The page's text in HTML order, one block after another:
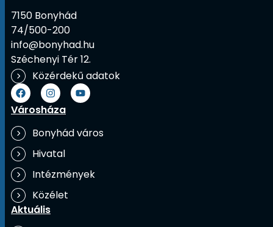
7150 Bonyhád
74/500-200
info@bonyhad.hu
Széchenyi Tér 12.
Közérdekű adatok
Városháza
Bonyhád város
Hivatal
Intézmények
Közélet
Aktuális